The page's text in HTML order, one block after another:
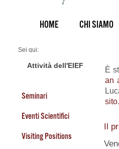
HOME CHI SIAMO
Sei qui:
ARCHIVIO NOTIZIE
Attività dell'EIEF
Seminari
Eventi Scientifici
Visiting Positions
È
an
sito.
Il